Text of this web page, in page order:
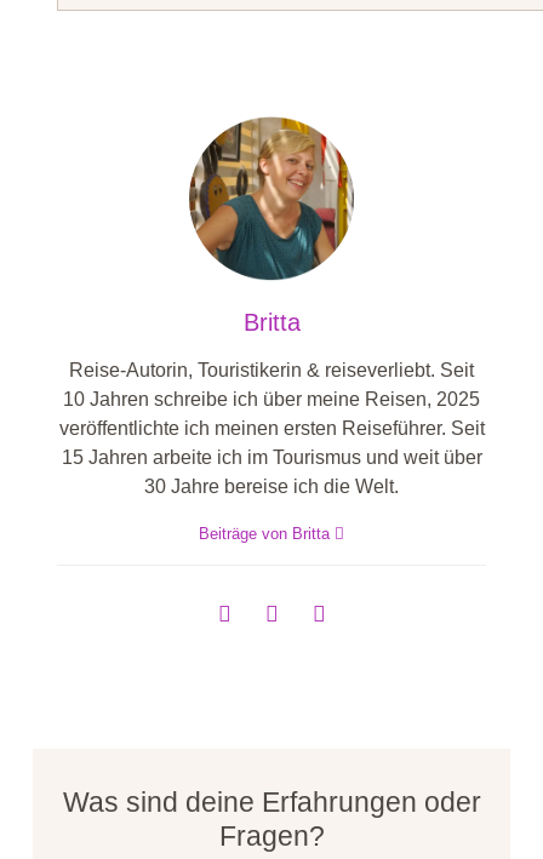
Britta
Reise-Autorin, Touristikerin & reiseverliebt. Seit
10 Jahren schreibe ich über meine Reisen, 2025
veröffentlichte ich meinen ersten Reiseführer. Seit
15 Jahren arbeite ich im Tourismus und weit über
30 Jahre bereise ich die Welt.
Beiträge von Britta
Was sind deine Erfahrungen oder
Fragen?